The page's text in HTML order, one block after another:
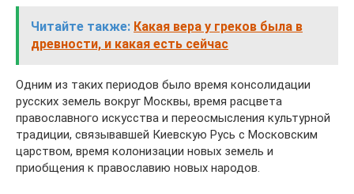
Читайте также: Какая вера у греков была в
древности, и какая есть сейчас
Одним из таких периодов было время консолидации
русских земель вокруг Москвы, время расцвета
православного искусства и переосмысления культурной
традиции, связывавшей Киевскую Русь с Московским
царством, время колонизации новых земель и
приобщения к православию новых народов.